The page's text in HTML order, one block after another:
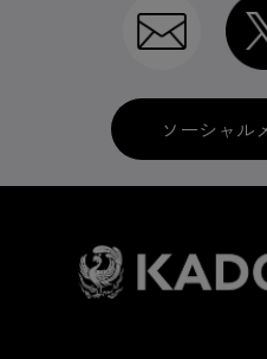
ソーシャル